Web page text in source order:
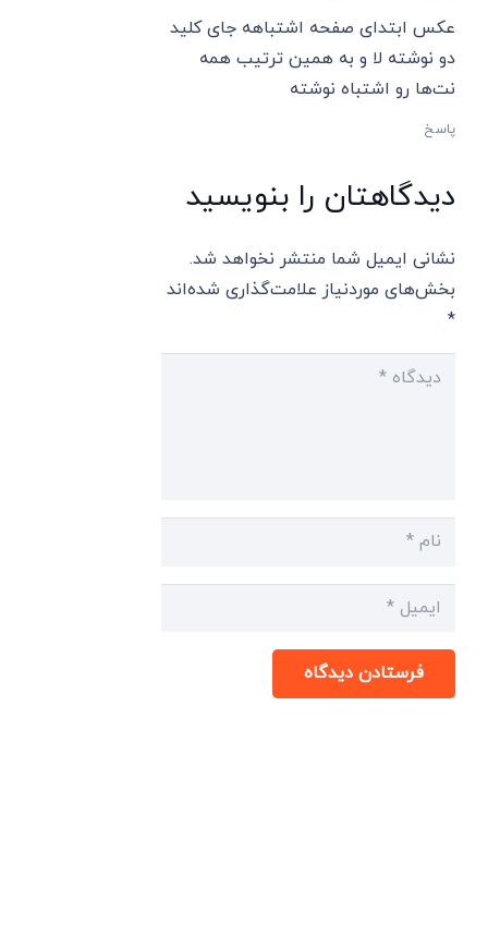
عکس ابتدای صفحه اشتباهه جای کلید
دو نوشته لا و به همین ترتیب همه
نت‌ها رو اشتباه نوشته
پاسخ
دیدگاهتان را بنویسید
نشانی ایمیل شما منتشر نخواهد شد.
بخش‌های موردنیاز علامت‌گذاری شده‌اند
*
فرستادن دیدگاه